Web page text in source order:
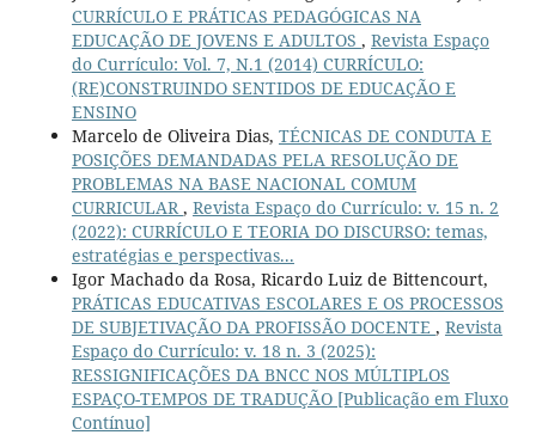
CURRÍCULO E PRÁTICAS PEDAGÓGICAS NA
EDUCAÇÃO DE JOVENS E ADULTOS , Revista Espaço
do Currículo: Vol. 7, N.1 (2014) CURRÍCULO:
(RE)CONSTRUINDO SENTIDOS DE EDUCAÇÃO E
ENSINO
Marcelo de Oliveira Dias, TÉCNICAS DE CONDUTA E
POSIÇÕES DEMANDADAS PELA RESOLUÇÃO DE
PROBLEMAS NA BASE NACIONAL COMUM
CURRICULAR , Revista Espaço do Currículo: v. 15 n. 2
(2022): CURRÍCULO E TEORIA DO DISCURSO: temas,
estratégias e perspectivas...
Igor Machado da Rosa, Ricardo Luiz de Bittencourt,
PRÁTICAS EDUCATIVAS ESCOLARES E OS PROCESSOS
DE SUBJETIVAÇÃO DA PROFISSÃO DOCENTE , Revista
Espaço do Currículo: v. 18 n. 3 (2025):
RESSIGNIFICAÇÕES DA BNCC NOS MÚLTIPLOS
ESPAÇO-TEMPOS DE TRADUÇÃO [Publicação em Fluxo
Contínuo]